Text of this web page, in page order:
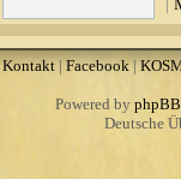
|
Kontakt| Facebook|
Powered by phpBB
Deutsche